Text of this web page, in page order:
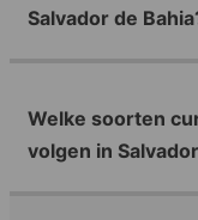
Salvador de
Welke soorten
volgen in